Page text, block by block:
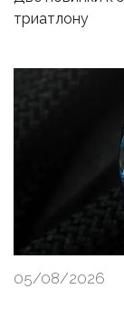
триатлону
05/08/2026